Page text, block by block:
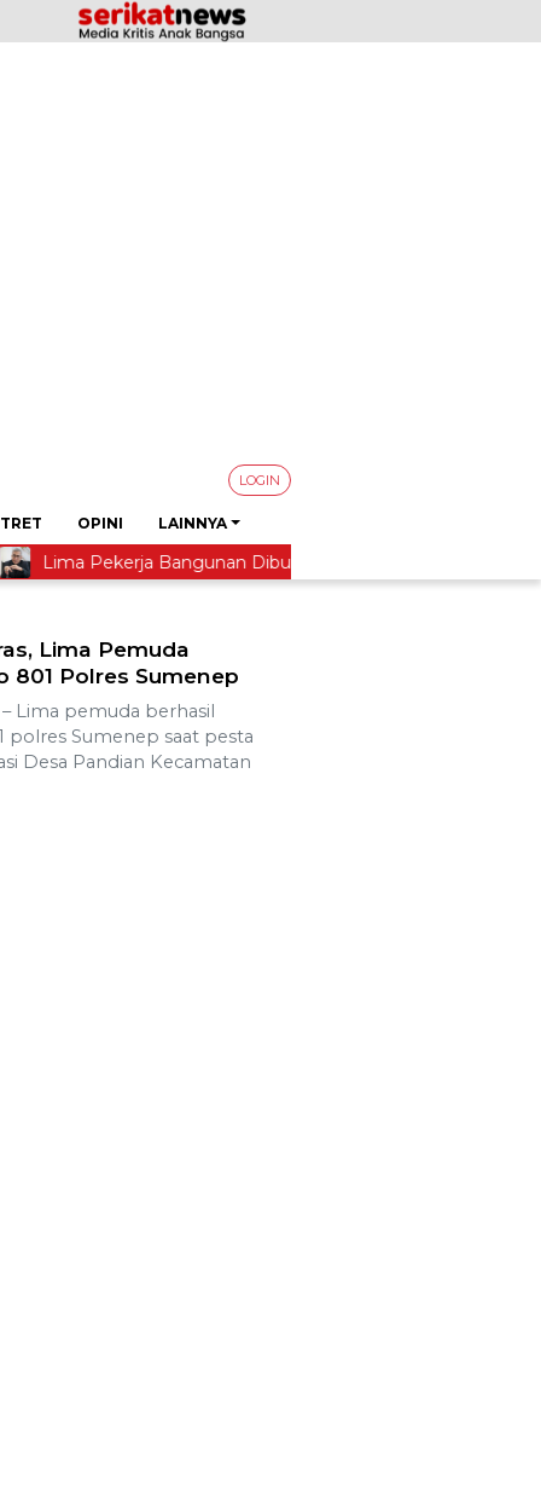
LOGIN
OPINI
LAINNYA
Lima Pekerja Bangunan Dibunuh OPM, Komisi XIII: Negara
Lima Pemuda
801 Polres Sumenep
Lima pemuda berhasil
polres Sumenep saat pesta
Desa Pandian Kecamatan